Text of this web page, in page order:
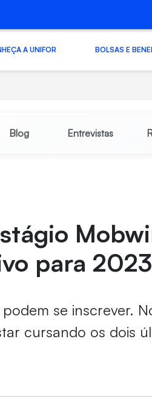
A UNIFOR BOLSAS E
Blog Entrevistas
para 2023
se inscrever.
cursando os dois